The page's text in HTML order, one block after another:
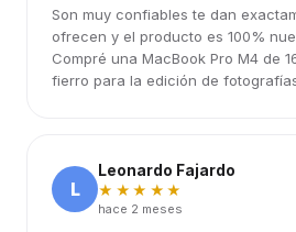
Son muy confiables te dan
ofrecen y el producto es 100%
Compré una MacBook Pro M4 de
fierro para la edición de
L
Leonardo Fajardo
★★★★★
hace 2 meses